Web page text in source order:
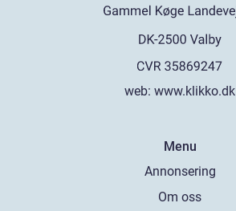
web: www.klikko.dk
Menu
Annonsering
Om oss